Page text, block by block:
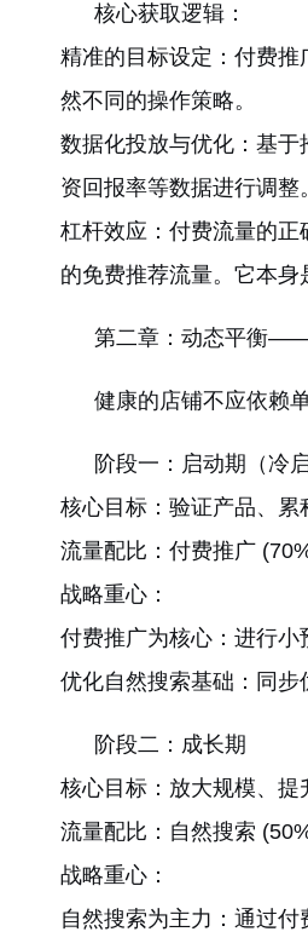
核心获取逻辑：
精准的目标设定：付费
然不同的操作策略。
数据化投放与优化：基
资回报率等数据进行调
杠杆效应：付费流量的
的免费推荐流量。它本
第二章：动态平衡
健康的店铺不应依赖
阶段一：启动期（冷启
核心目标：验证产品、累
流量配比：付费推广
战略重心：
付费推广为核心：进行
优化自然搜索基础：同
阶段二：成长期
核心目标：放大规模、提
流量配比：自然搜索
战略重心：
自然搜索为主力：通过